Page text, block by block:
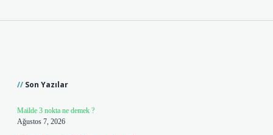
Son Yazılar
Mailde 3 nokta ne demek ?
Ağustos 7, 2026